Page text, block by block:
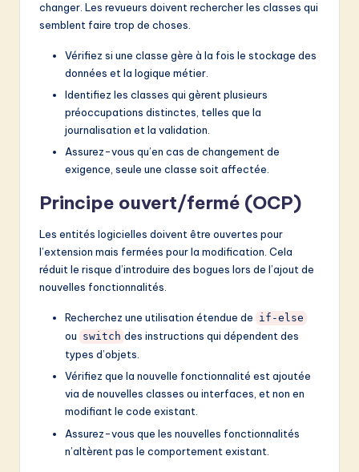
changer. Les revueurs doivent rechercher les classes qui
semblent faire trop de choses.
Vérifiez si une classe gère à la fois le stockage des
données et la logique métier.
Identifiez les classes qui gèrent plusieurs
préoccupations distinctes, telles que la
journalisation et la validation.
Assurez-vous qu’en cas de changement de
exigence, seule une classe soit affectée.
Principe ouvert/fermé (OCP)
Les entités logicielles doivent être ouvertes pour
l’extension mais fermées pour la modification. Cela
réduit le risque d’introduire des bogues lors de l’ajout de
nouvelles fonctionnalités.
Recherchez une utilisation étendue de if-else
ou switch des instructions qui dépendent des
types d’objets.
Vérifiez que la nouvelle fonctionnalité est ajoutée
via de nouvelles classes ou interfaces, et non en
modifiant le code existant.
Assurez-vous que les nouvelles fonctionnalités
n’altèrent pas le comportement existant.